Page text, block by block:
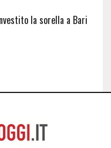
la sorella a Bari